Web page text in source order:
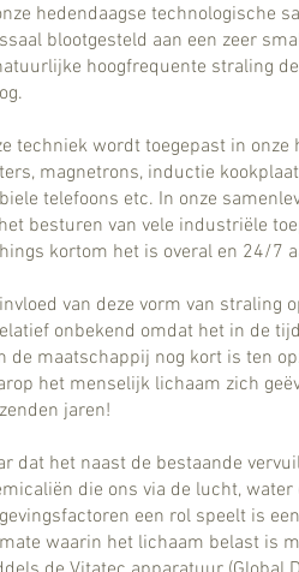
hedendaagse technologische
blootgesteld aan een zeer
hoogfrequente straling
techniek wordt toegepast in onze
magnetrons, inductie
telefoons etc. In onze
besturen van vele industriële
kortom het is overal en 24/7
van deze vorm van straling
onbekend omdat het in de
de maatschappij nog kort is ten
het menselijk lichaam zich
jaren!
dat het naast de bestaande
die ons via de lucht, water
een rol speelt is
waarin het lichaam belast is